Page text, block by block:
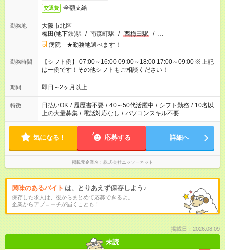
交通費 全額支給
勤務地
大阪市北区
梅田(地下鉄)駅 / 南森町駅 / 西梅田駅 / …
病院 ★勤務地選べます！
勤務時間
【シフト例】 07:00～16:00 09:00～18:00 17:00～09:00 ※ 上記
は一例です！その他シフトもご相談ください！
期間 即日～2ヶ月以上
特徴 日払いOK / 履歴書不要 / 40～50代活躍中 / シフト勤務 / 10名以
上の大量募集 / 電話対応なし / パソコンスキル不要
気になる！ 応募する 詳細へ
掲載元企業名 株式会社ニッソーネット
興味のあるバイト は、とりあえず保存しよう♪
保存した求人は、後からまとめて応募できるよ。
企業からアプローチが届くことも！
掲載日：2026.08.09
未読